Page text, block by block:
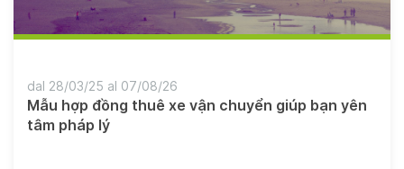
Mẫu hợp đồng thuê xe vận chuyển giúp bạn yên
tâm pháp lý
dal 28/03/25 al 07/08/26